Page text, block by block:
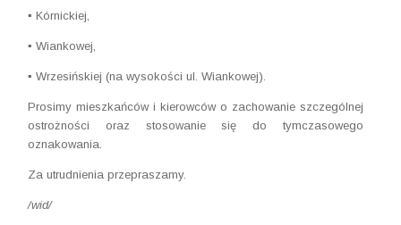
▪️ Kórnickiej,
▪️ Wiankowej,
▪️ Wrzesińskiej (na wysokości ul. Wiankowej).
Prosimy mieszkańców i kierowców o zachowanie szczególnej
ostrożności oraz stosowanie się do tymczasowego
oznakowania.
Za utrudnienia przepraszamy.
/wid/